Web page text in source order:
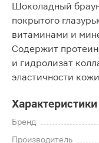
Шоколадный
покрытого
витаминами и
Содержит
и гидролизат
эластичности
Характеристики
Бренд
Производитель